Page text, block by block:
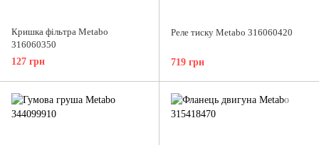
Кришка фільтра Metabo
316060350
127 грн
Реле тиску Metabo 316060420
719 грн